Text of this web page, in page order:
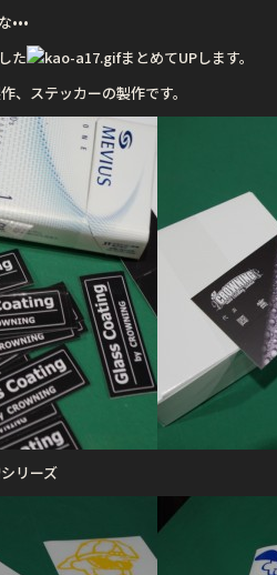
•••
た
まとめてUPします。
、ステッカーの製作です。
リーズ